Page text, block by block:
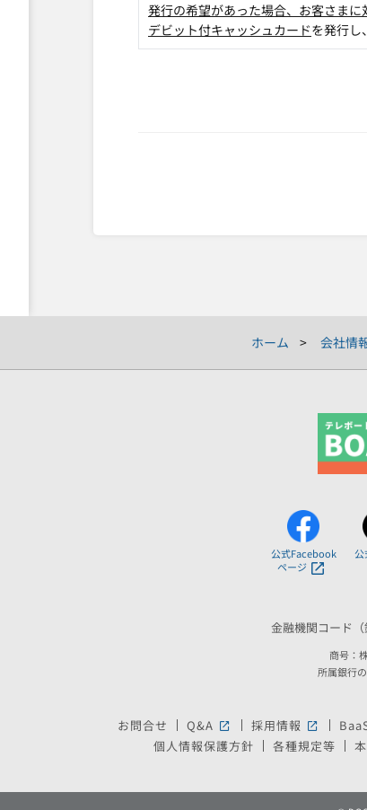
発行の希望があった場合、お客さま
デビット付キャッシュカードを発行し
ホーム 会社情
公式Facebook
ページ
公
金融機関コード
商号：
所属銀行
お問合せ Q&A新しいウィンドウで開きま
採用情報新しいウィ
個人情報保護方針
各種規定等